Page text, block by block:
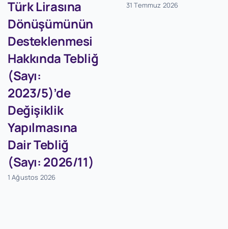
Türk Lirasına
Dönüşümünün
Desteklenmesi
Hakkında Tebliğ
(Sayı:
2023/5)’de
Değişiklik
Yapılmasına
Dair Tebliğ
(Sayı: 2026/11)
1 Ağustos 2026
31 Temmuz 2026